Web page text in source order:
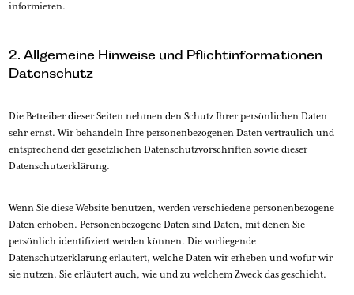
informieren.
2. Allgemeine Hinweise und Pflichtinformationen
Datenschutz
Die Betreiber dieser Seiten nehmen den Schutz Ihrer persönlichen Daten
sehr ernst. Wir behandeln Ihre personenbezogenen Daten vertraulich und
entsprechend der gesetzlichen Datenschutzvorschriften sowie dieser
Datenschutzerklärung.
Wenn Sie diese Website benutzen, werden verschiedene personenbezogene
Daten erhoben. Personenbezogene Daten sind Daten, mit denen Sie
persönlich identifiziert werden können. Die vorliegende
Datenschutzerklärung erläutert, welche Daten wir erheben und wofür wir
sie nutzen. Sie erläutert auch, wie und zu welchem Zweck das geschieht.